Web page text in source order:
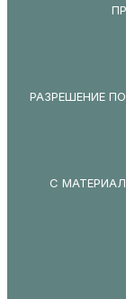
РАЗРЕШЕНИЕ
С